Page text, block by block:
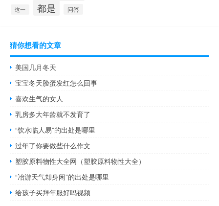
这一 都是 问答
猜你想看的文章
美国几月冬天
宝宝冬天脸蛋发红怎么回事
喜欢生气的女人
乳房多大年龄就不发育了
“饮水临人易”的出处是哪里
过年了你要做些什么作文
塑胶原料物性大全网（塑胶原料物性大全）
“冶游天气却身闲”的出处是哪里
给孩子买拜年服好吗视频